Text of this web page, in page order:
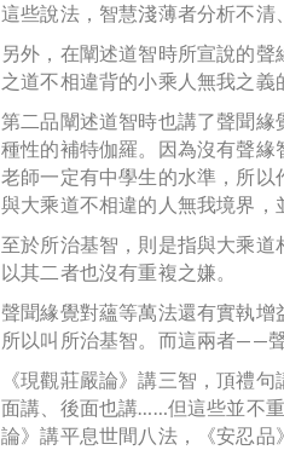
這些說法，智慧淺薄者分析不清
另外，在闡述道智時所宣說的
之道不相違背的小乘人無我之義
第二品闡述道智時也講了聲聞
種性的補特伽羅。因為沒有聲
老師一定有中學生的水準，所
與大乘道不相違的人無我境界，
至於所治基智，則是指與大乘
以其二者也沒有重複之嫌。
聲聞緣覺對蘊等萬法還有實執增
所以叫所治基智。而這兩者——
《現觀莊嚴論》講三智，頂禮
面講、後面也講……但這些並不
論》講平息世間八法，《安忍